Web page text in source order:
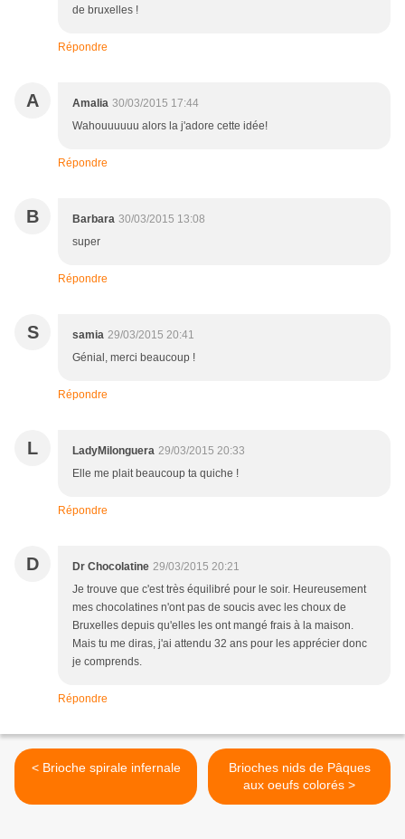
de bruxelles !
Répondre
A Amalia 30/03/2015 17:44
Wahouuuuuu alors la j'adore cette idée!
Répondre
B Barbara 30/03/2015 13:08
super
Répondre
S samia 29/03/2015 20:41
Génial, merci beaucoup !
Répondre
L LadyMilonguera 29/03/2015 20:33
Elle me plait beaucoup ta quiche !
Répondre
D Dr Chocolatine 29/03/2015 20:21
Je trouve que c'est très équilibré pour le soir. Heureusement
mes chocolatines n'ont pas de soucis avec les choux de
Bruxelles depuis qu'elles les ont mangé frais à la maison.
Mais tu me diras, j'ai attendu 32 ans pour les apprécier donc
je comprends.
Répondre
< Brioche spirale infernale
Brioches nids de Pâques
aux oeufs colorés >